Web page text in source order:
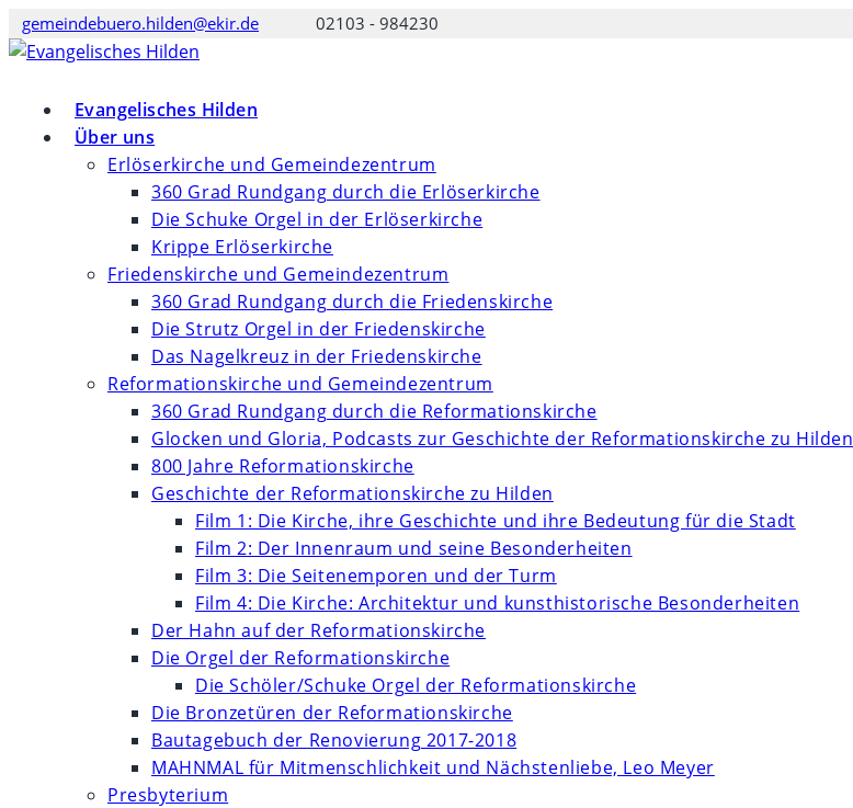
Zum
Inhalt
gemeindebuero.hilden@ekir.de 02103 - 984230
Evangelisches Hilden
Über uns
Erlöserkirche und Gemeindezentrum
360 Grad Rundgang durch die Erlöserkirche
Die Schuke Orgel in der Erlöserkirche
Krippe Erlöserkirche
Friedenskirche und Gemeindezentrum
360 Grad Rundgang durch die Friedenskirche
Die Strutz Orgel in der Friedenskirche
Das Nagelkreuz in der Friedenskirche
Reformationskirche und Gemeindezentrum
360 Grad Rundgang durch die Reformationskirche
Glocken und Gloria, Podcasts zur Geschichte der Reformationskirche zu Hilden
800 Jahre Reformationskirche
Geschichte der Reformationskirche zu Hilden
Film 1: Die Kirche, ihre Geschichte und ihre Bedeutung für die Stadt
Film 2: Der Innenraum und seine Besonderheiten
Film 3: Die Seitenemporen und der Turm
Film 4: Die Kirche: Architektur und kunsthistorische Besonderheiten
Der Hahn auf der Reformationskirche
Die Orgel der Reformationskirche
Die Schöler/Schuke Orgel der Reformationskirche
Die Bronzetüren der Reformationskirche
Bautagebuch der Renovierung 2017-2018
MAHNMAL für Mitmenschlichkeit und Nächstenliebe, Leo Meyer
Presbyterium